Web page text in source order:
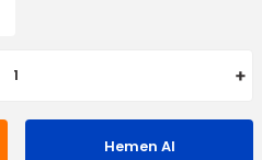
Hemen Al